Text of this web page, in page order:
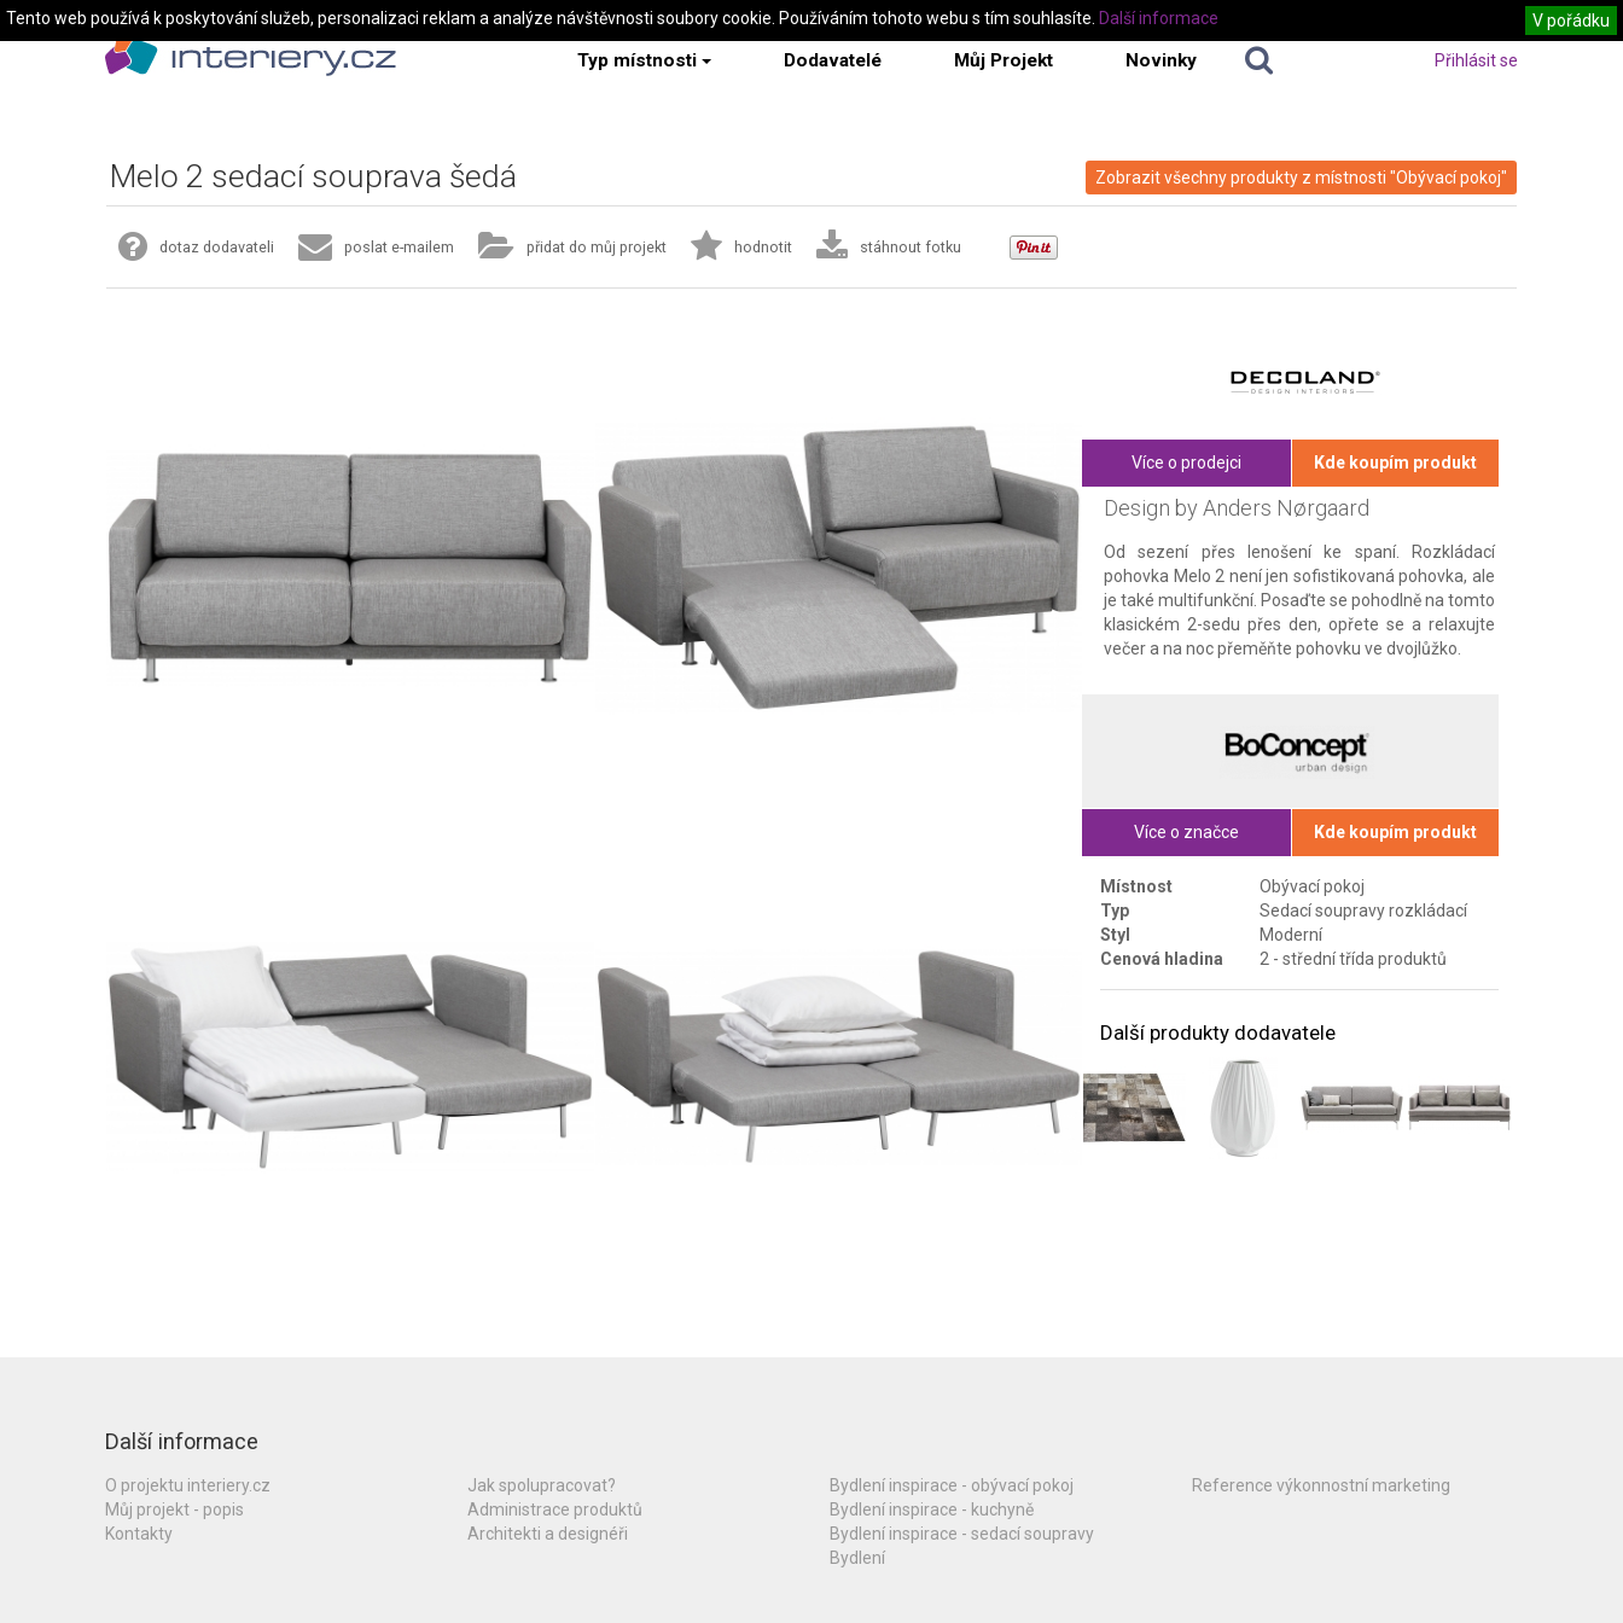
Typ místnosti Dodavatelé Můj Projekt Novinky Přihlásit se
Zobrazit všechny produkty z místnosti "Obývací pokoj"
Melo 2 sedací souprava šedá
dotaz dodavateli poslat e-mailem přidat do můj projekt hodnotit stáhnout fotku
Více o prodejci Kde koupím produkt
Design by Anders Nørgaard
Od sezení přes lenošení ke spaní. Rozkládací
pohovka Melo 2 není jen sofistikovaná pohovka, ale
je také multifunkční. Posaďte se pohodlně na tomto
klasickém 2-sedu přes den, opřete se a relaxujte
večer a na noc přeměňte pohovku ve dvojlůžko.
Více o značce Kde koupím produkt
Místnost
Obývací pokoj
Typ
Sedací soupravy rozkládací
Styl
Moderní
Cenová hladina
2 - střední třída produktů
Další produkty dodavatele
Další informace
O projektu interiery.cz
Můj projekt - popis
Kontakty
Jak spolupracovat?
Administrace produktů
Architekti a designéři
Bydlení inspirace - obývací pokoj
Bydlení inspirace - kuchyně
Bydlení inspirace - sedací soupravy
Bydlení
Reference výkonnostní marketing
Tento web používá k poskytování služeb, personalizaci reklam a analýze návštěvnosti soubory cookie. Používáním tohoto webu s tím souhlasíte. V pořádku
Další informace